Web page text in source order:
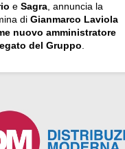
e Sagra, annuncia la
di Gianmarco Laviola
nuovo amministratore
del Gruppo.